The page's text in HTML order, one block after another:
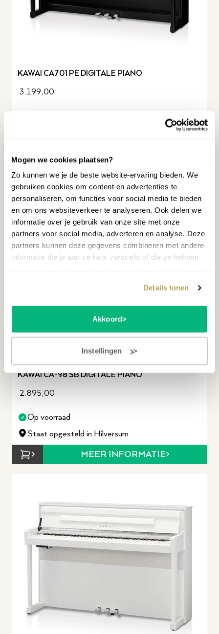
Mogen we cookies plaatsen?
Zo kunnen we je de beste website-ervaring bieden. We
gebruiken cookies om content en advertenties te
personaliseren, om functies voor social media te bieden
en om ons websiteverkeer te analyseren. Ook delen we
informatie over je gebruik van onze site met onze
partners voor social media, adverteren en analyse. Deze
partners kunnen deze gegevens combineren met andere
informatie die je aan ze hebt verstrekt of die ze hebben
Details tonen
Akkoord
Instellingen
KAWAI CA701 PE DIGITALE PIANO
3.199,00
TWEEDEHANDS
KAWAI CA-98 SB DIGITALE PIANO
2.895,00
Op voorraad
Staat opgesteld in Hilversum
MEER INFORMATIE